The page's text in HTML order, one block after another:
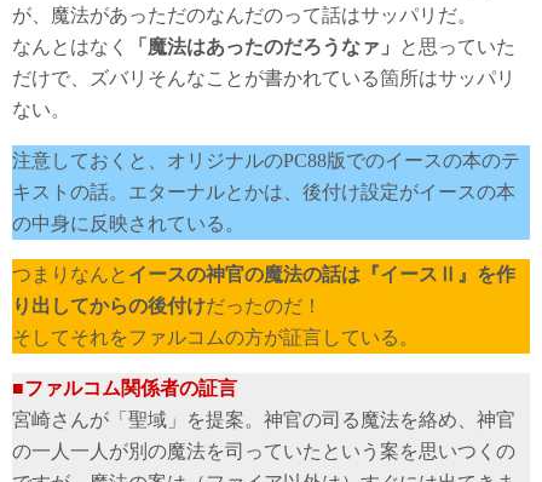
が、魔法があっただのなんだのって話はサッパリだ。
なんとはなく
「魔法はあったのだろうなァ」
と思っていた
だけで、ズバリそんなことが書かれている箇所はサッパリ
ない。
注意しておくと、オリジナルのPC88版でのイースの本のテ
キストの話。エターナルとかは、後付け設定がイースの本
の中身に反映されている。
つまりなんと イースの神官の魔法の話は『イースⅡ』を作
り出してからの後付けだったのだ！
そしてそれをファルコムの方が証言している。
■ファルコム関係者の証言
宮崎さんが「聖域」を提案。神官の司る魔法を絡め、神官
の一人一人が別の魔法を司っていたという案を思いつくの